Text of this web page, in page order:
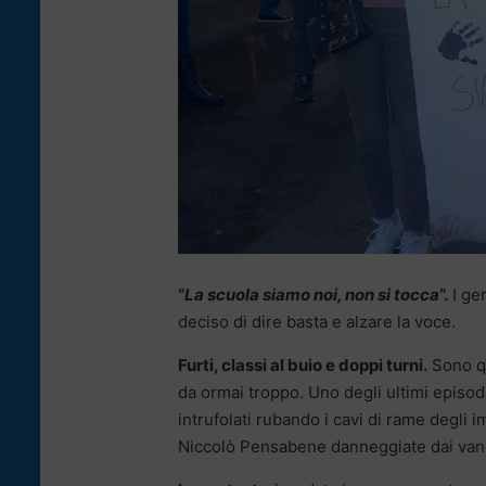
“La scuola siamo noi, non si tocca“. I
deciso di dire basta e alzare la voce.
Furti, classi al buio e doppi turni. Sono
da ormai troppo. Uno degli ultimi
intrufolati rubando i cavi di rame degli
Niccolò Pensabene danneggiate dai